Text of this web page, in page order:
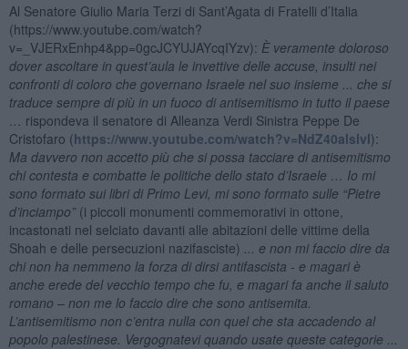
Al Senatore Giulio Maria Terzi di Sant’Agata di Fratelli d’Italia
(https://www.youtube.com/watch?
v=_VJERxEnhp4&pp=0gcJCYUJAYcqIYzv): È veramente doloroso
dover ascoltare in quest’aula le invettive delle accuse, insulti nei
confronti di coloro che governano Israele nel suo insieme ... che si
traduce sempre di più in un fuoco di antisemitismo in tutto il paese
rispondeva il senatore di Alleanza Verdi Sinistra Peppe De
Cristofaro (https://www.youtube.com/watch?v=NdZ40alslvI):
Ma davvero non accetto più che si possa tacciare di antisemitismo
chi contesta e combatte le politiche dello stato d’Israele … Io mi
sono formato sui libri di Primo Levi, mi sono formato sulle “Pietre
d’inciampo”(i piccoli monumenti commemorativi in ottone,
incastonati nel selciato davanti alle abitazioni delle vittime della
Shoah e delle persecuzioni nazifasciste)
... e non mi faccio dire da
chi non ha nemmeno la forza di dirsi antifascista - e magari è
anche erede del vecchio tempo che fu, e magari fa anche il saluto
romano – non me lo faccio dire che sono antisemita.
L’antisemitismo non c’entra nulla con quel che sta accadendo al
popolo palestinese. Vergognatevi quando usate queste categorie ...